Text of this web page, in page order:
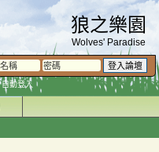
狼之樂園
Wolves' Paradise
自動登入